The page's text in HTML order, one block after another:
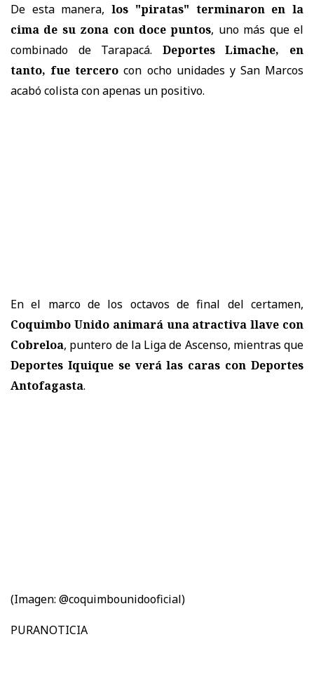
De esta manera,los "piratas" terminaron en la
cima de su zona con doce puntos, uno más que el
combinado de Tarapacá. Deportes Limache, en
tanto, fue tercero con ocho unidades y San Marcos
acabó colista con apenas un positivo.
En el marco de los octavos de final del certamen,
Coquimbo Unido animará una atractiva llave con
Cobreloa, puntero de la Liga de Ascenso, mientras que
Deportes Iquique se verá las caras con Deportes
Antofagasta.
(Imagen: @coquimbounidooficial)
PURANOTICIA